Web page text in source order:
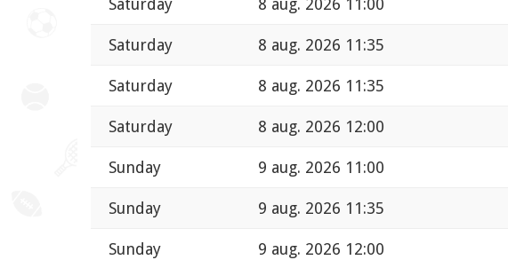
Saturday 8 aug. 2026 11:00
Saturday 8 aug. 2026 11:35
Saturday 8 aug. 2026 11:35
Saturday 8 aug. 2026 12:00
Sunday 9 aug. 2026 11:00
Sunday 9 aug. 2026 11:35
Sunday 9 aug. 2026 12:00